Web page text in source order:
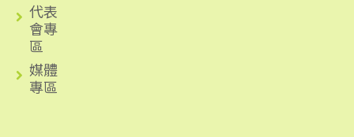
代表
會專
區
媒體
專區